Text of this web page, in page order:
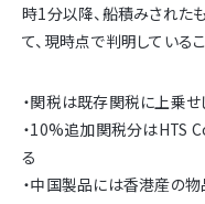
時1分以降、船積みされた
て、現時点で判明している
・関税は既存関税に上乗せ
・10%追加関税分はHTS
る
・中国製品には香港産の物